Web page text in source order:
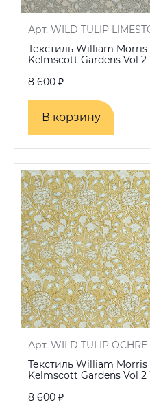
Арт. WILD TULIP
Текстиль William
Kelmscott Gardens Vol 2
8 600 ₽
В корзину
В корзину
Арт. WILD TULIP OCHRE
Текстиль William
Kelmscott Gardens Vol 2
8 600 ₽